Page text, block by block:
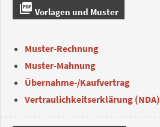
picture_as_pdf Vorlagen und Muster
Muster-Rechnung
Muster-Mahnung
Übernahme-/Kaufvertrag
Vertraulichkeitserklärung (NDA)